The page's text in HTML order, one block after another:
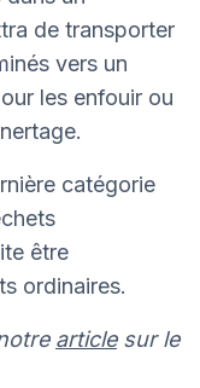
de transporter
vers un
les enfouir ou
catégorie
être
ordinaires.
articlesur le